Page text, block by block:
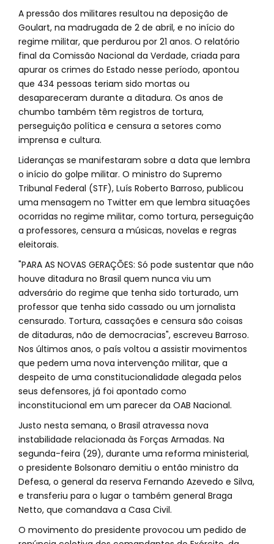
A pressão dos militares resultou na deposição de
Goulart, na madrugada de 2 de abril, e no início do
regime militar, que perdurou por 21 anos. O relatório
final da Comissão Nacional da Verdade, criada para
apurar os crimes do Estado nesse período, apontou
que 434 pessoas teriam sido mortas ou
desapareceram durante a ditadura. Os anos de
chumbo também têm registros de tortura,
perseguição política e censura a setores como
imprensa e cultura.
Lideranças se manifestaram sobre a data que lembra
o início do golpe militar. O ministro do Supremo
Tribunal Federal (STF), Luís Roberto Barroso, publicou
uma mensagem no Twitter em que lembra situações
ocorridas no regime militar, como tortura, perseguição
a professores, censura a músicas, novelas e regras
eleitorais.
"PARA AS NOVAS GERAÇÕES: Só pode sustentar que não
houve ditadura no Brasil quem nunca viu um
adversário do regime que tenha sido torturado, um
professor que tenha sido cassado ou um jornalista
censurado. Tortura, cassações e censura são coisas
de ditaduras, não de democracias", escreveu Barroso.
Nos últimos anos, o país voltou a assistir movimentos
que pedem uma nova intervenção militar, que a
despeito de uma constitucionalidade alegada pelos
seus defensores, já foi apontado como
inconstitucional em um parecer da OAB Nacional.
Justo nesta semana, o Brasil atravessa nova
instabilidade relacionada às Forças Armadas. Na
segunda-feira (29), durante uma reforma ministerial,
o presidente Bolsonaro demitiu o então ministro da
Defesa, o general da reserva Fernando Azevedo e Silva,
e transferiu para o lugar o também general Braga
Netto, que comandava a Casa Civil.
O movimento do presidente provocou um pedido de